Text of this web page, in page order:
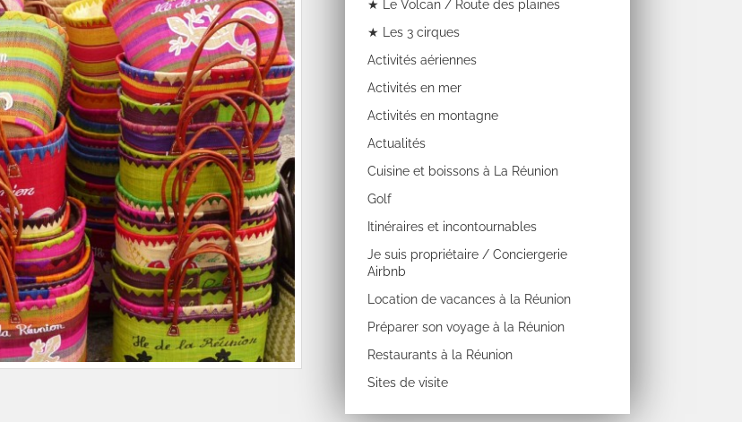
★ Le Volcan / Route des plaines
★ Les 3 cirques
Activités aériennes
Activités en mer
Activités en montagne
Actualités
Cuisine et boissons à La Réunion
Golf
Itinéraires et incontournables
Je suis propriétaire / Conciergerie
Airbnb
Location de vacances à la Réunion
Préparer son voyage à la Réunion
Restaurants à la Réunion
Sites de visite